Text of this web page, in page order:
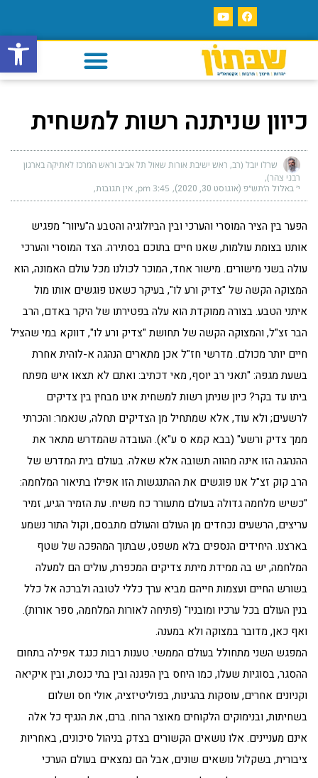
פתח
כיוון שניתנה רשות למשחית
שרלו יובל (רב, ראש ישיבת אורות שאול תל אביב וראש המרכז לאתיקה בארגון
רבני צהר)
י׳ באלול ה׳תש״פ (אוגוסט 30, 2020) 3:45 pm אין תגובות
הפער בין הציר המוסרי והערכי ובין הביולוגיה והטבע ה"עיוור" מפגיש
אותנו בצומת עולמות, שאנו חיים בתוכם בסתירה. הצד המוסרי והערכי
עולה בשני מישורים. מישור אחד, המוכר לכולנו מכל עולם האמונה, הוא
המצוקה הקשה של "צדיק ורע לו", בעיקר כשאנו פוגשים אותו מול
איתני הטבע. בצורה ממוקדת הוא עלה בפטירתו של היקר באדם, הרב
הבר זצ"ל, והמצוקה הקשה של תחושת "צדיק ורע לו", דווקא במי שהציל
חיים יותר מכולם. מדרשי חז"ל אכן מתארים הנהגה א-לוהית אחרת
בשעת מגפה: "תאני רב יוסף, מאי דכתיב: ואתם לא תצאו איש מפתח
ביתו עד בקר? כיון שניתן רשות למשחית אינו מבחין בין צדיקים
לרשעים; ולא עוד, אלא שמתחיל מן הצדיקים תחלה, שנאמר: והכרתי
ממך צדיק ורשע" (בבא קמא ס ע"א). העובדה שהמדרש מתאר את
ההנהגה הזו אינה מהווה תשובה אלא שאלה. בעולם בית המדרש של
הרב קוק זצ"ל אנו פוגשים את ההתנגשות הזו אפילו בתיאור המלחמה:
"כשיש מלחמה גדולה בעולם מתעורר כח משיח. עת הזמיר הגיע, זמיר
עריצים, הרשעים נכחדים מן העולם והעולם מתבסם, וקול התור נשמע
בארצנו. היחידים הנספים בלא משפט, שבתוך המהפכה של שטף
המלחמה, יש בה ממידת מיתת צדיקים המכפרת, עולים הם למעלה
בשורש החיים ועצמות חייהם מביא ערך כללי לטובה ולברכה אל כלל
בנין העולם בכל ערכיו ומובניו" (פתיחה לאורות המלחמה, ספר אורות).
ואף כאן, מדובר במצוקה ולא במענה.
המפגש השני מתחולל בעולם הממשי. טענות רבות כנגד אפילה בתחום
ההסגר, בסוגיות שעלו, כמו היחס בין הפגנה ובין בתי כנסת, ובין איקיאה
וקניונים אחרים, עוסקות בהגינות, בפוליטיזציה, אולי חס ושלום
בשחיתות, ובנימוקים הלקוחים מאוצר הרוח. ברם, את הנגיף כל אלה
אינם מעניינים. אלו נושאים הקשורים בצדק בניהול סיכונים, באחריות
ציבורית, בשקלול נושאים שונים, אבל הם נמצאים בעולם הערכי